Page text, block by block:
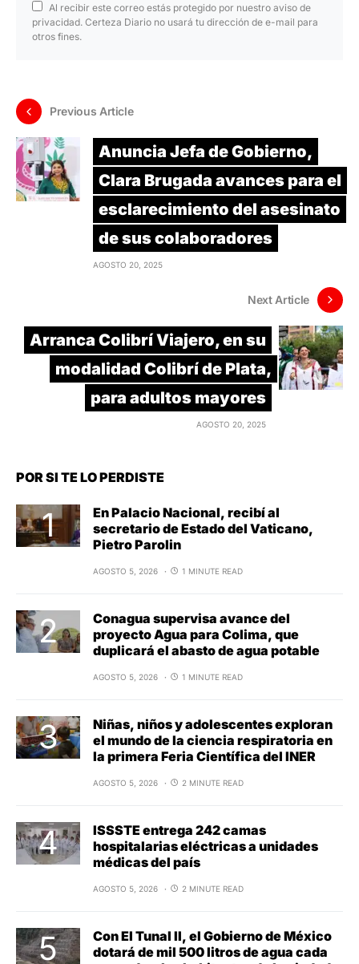
Al recibir este correo estás protegido por nuestro aviso de
privacidad. Certeza Diario no usará tu dirección de e-mail para
otros fines.
Previous Article
Anuncia Jefa de Gobierno,
Clara Brugada avances para el
esclarecimiento del asesinato
de sus colaboradores
AGOSTO 20, 2025
Next Article
Arranca Colibrí Viajero, en su
modalidad Colibrí de Plata,
para adultos mayores
AGOSTO 20, 2025
POR SI TE LO PERDISTE
En Palacio Nacional, recibí al
secretario de Estado del Vaticano,
Pietro Parolin
AGOSTO 5, 2026 1 MINUTE READ
Conagua supervisa avance del
proyecto Agua para Colima, que
duplicará el abasto de agua potable
AGOSTO 5, 2026 1 MINUTE READ
Niñas, niños y adolescentes exploran
el mundo de la ciencia respiratoria en
la primera Feria Científica del INER
AGOSTO 5, 2026 2 MINUTE READ
ISSSTE entrega 242 camas
hospitalarias eléctricas a unidades
médicas del país
AGOSTO 5, 2026 2 MINUTE READ
Con El Tunal II, el Gobierno de México
dotará de mil 500 litros de agua cada